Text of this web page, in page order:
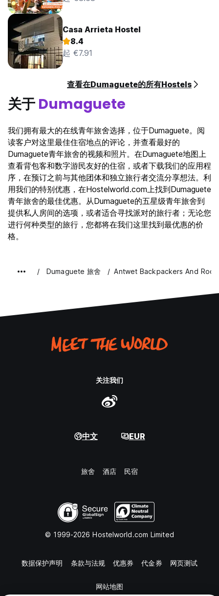
Casa Arrieta Hostel
8.4
起 €7.91
查看在Dumaguete的所有Hostels
关于 Dumaguete
我们拥有最大的在线青年旅舍选择，位于Dumaguete。阅
读客户对这里最佳住宿地点的评论，并查看最好的
Dumaguete青年旅舍的视频和照片。在Dumaguete地图上
查看背包客和数字游民友好的住宿，或者下载我们的应用程
序，在预订之前与其他团体和独立旅行者交流分享想法。利
用我们的特别优惠，在Hostelworld.com上找到Dumaguete
青年旅舍的最佳优惠。从Dumaguete的五星级青年旅舍到
提供私人房间的选项，或者适合寻找派对的旅行者；无论您
进行何种类型的旅行，您都将在我们这里找到最优惠的价
格。
Dumaguete 旅舍 Antwet Backpackers And
关注我们
中文 EUR
旅舍 酒店 民宿
© 1999-2026 Hostelworld.com Limited
数据保护声明 条款与法规 优惠券 代金券 网页测试
网站地图